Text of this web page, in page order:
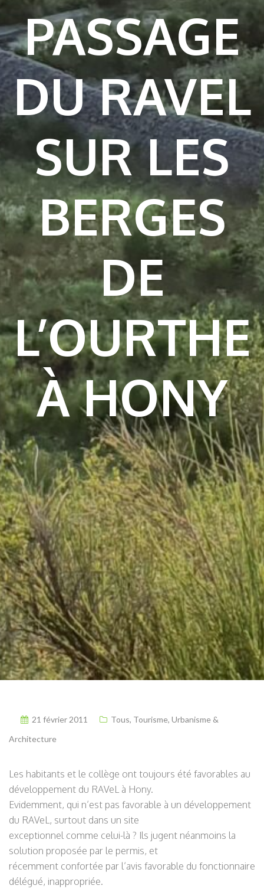
PASSAGE
DU RAVEL
SUR LES
BERGES
DE
L’OURTHE
À HONY
21 février 2011 Tous, Tourisme, Urbanisme &
Architecture
Les habitants et le collège ont toujours été favorables au
développement du RAVeL à Hony.
Evidemment, qui n’est pas favorable à un développement
du RAVeL, surtout dans un site
exceptionnel comme celui-là ? Ils jugent néanmoins la
solution proposée par le permis, et
récemment confortée par l’avis favorable du fonctionnaire
délégué, inappropriée.